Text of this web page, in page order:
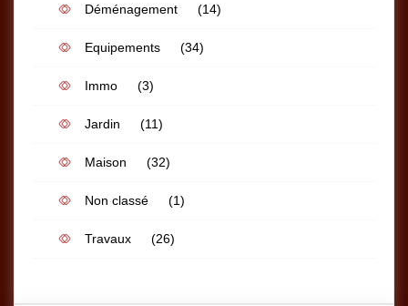
Déménagement (14)
Equipements (34)
Immo (3)
Jardin (11)
Maison (32)
Non classé (1)
Travaux (26)